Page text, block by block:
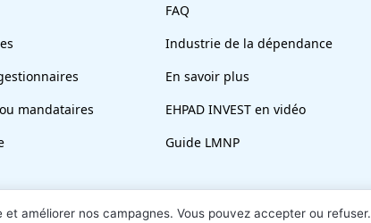
mandataires
chambre
FAQ
Industrie de la dépendance
En savoir plus
EHPAD INVEST en vidéo
Guide LMNP
améliorer nos campagnes. Vous pouvez accepter ou refuser.